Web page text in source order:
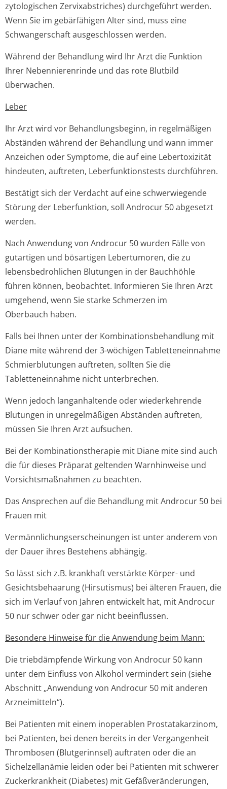
zytologischen Zervixabstriches) durchgeführt werden.
Wenn Sie im gebärfähigen Alter sind, muss eine
Schwangerschaft ausgeschlossen werden.
Während der Behandlung wird Ihr Arzt die Funktion
Ihrer Nebennierenrinde und das rote Blutbild
überwachen.
Leber
Ihr Arzt wird vor Behandlungsbeginn, in regelmäßigen
Abständen während der Behandlung und wann immer
Anzeichen oder Symptome, die auf eine Lebertoxizität
hindeuten, auftreten, Leberfunktionstests durchführen.
Bestätigt sich der Verdacht auf eine schwerwiegende
Störung der Leberfunktion, soll Androcur 50 abgesetzt
werden.
Nach Anwendung von Androcur 50 wurden Fälle von
gutartigen und bösartigen Lebertumoren, die zu
lebensbedrohlichen Blutungen in der Bauchhöhle
führen können, beobachtet. Informieren Sie Ihren Arzt
umgehend, wenn Sie starke Schmerzen im
Oberbauch haben.
Falls bei Ihnen unter der Kombinationsbe­handlung mit
Diane mite während der 3-wöchigen Tabletteneinnahme
Schmierblutungen auftreten, sollten Sie die
Tabletteneinnahme nicht unterbrechen.
Wenn jedoch langanhaltende oder wiederkehrende
Blutungen in unregelmäßigen Abständen auftreten,
müssen Sie Ihren Arzt aufsuchen.
Bei der Kombinationsthe­rapie mit Diane mite sind auch
die für dieses Präparat geltenden Warnhinweise und
Vorsichtsmaßnahmen zu beachten.
Das Ansprechen auf die Behandlung mit Androcur 50 bei
Frauen mit
Vermännlichun­gserscheinungen ist unter anderem von
der Dauer ihres Bestehens abhängig.
So lässt sich z.B. krankhaft verstärkte Körper- und
Gesichtsbehaarung (Hirsutismus) bei älteren Frauen, die
sich im Verlauf von Jahren entwickelt hat, mit Androcur
50 nur schwer oder gar nicht beeinflussen.
Besondere Hinweise für die Anwendung beim Mann:
Die triebdämpfende Wirkung von Androcur 50 kann
unter dem Einfluss von Alkohol vermindert sein (siehe
Abschnitt „Anwendung von Androcur 50 mit anderen
Arzneimitteln“).
Bei Patienten mit einem inoperablen Prostatakarzinom,
bei Patienten, bei denen bereits in der Vergangenheit
Thrombosen (Blutgerinnsel) auftraten oder die an
Sichelzellanämie leiden oder bei Patienten mit schwerer
Zuckerkrankheit (Diabetes) mit Gefäßveränderungen,